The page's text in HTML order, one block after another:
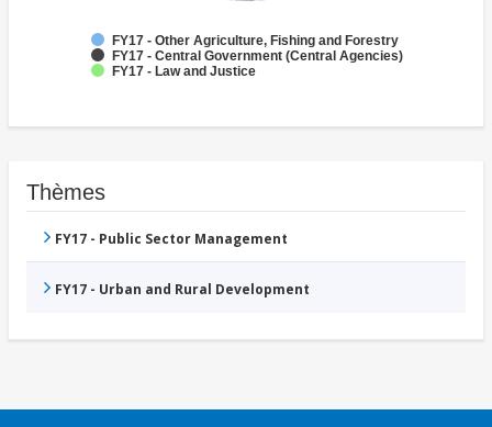
FY17 - Other Agriculture, Fishing and Forestry
FY17 - Central Government (Central Agencies)
FY17 - Law and Justice
Thèmes
FY17 - Public Sector Management
FY17 - Urban and Rural Development